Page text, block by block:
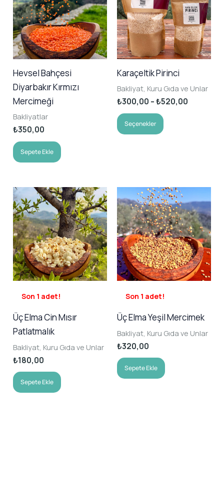
Hevsel Bahçesi
Diyarbakır Kırmızı
Mercimeği
Bakliyatlar
₺350,00
Sepete Ekle
Karaçeltik Pirinci
Bakliyat, Kuru Gıda ve Unlar
₺300,00 –₺520,00
Seçenekler
Bu
ürünün
var.
Seçenekler
ürün
sayfasından
seçilebilir
Son 1 adet!
Üç Elma Cin Mısır
Patlatmalık
Bakliyat, Kuru Gıda ve Unlar
₺180,00
Sepete Ekle
Son 1 adet!
Üç Elma Yeşil Mercimek
Bakliyat, Kuru Gıda ve Unlar
₺320,00
Sepete Ekle